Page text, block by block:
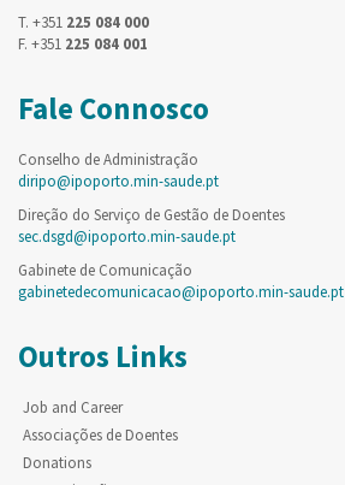
T. +351 225 084 000
F. +351 225 084 001
Fale Connosco
Conselho de Administração
diripo@ipoporto.min-saude.pt
Direção do Serviço de Gestão de Doentes
sec.dsgd@ipoporto.min-saude.pt
Gabinete de Comunicação
gabinetedecomunicacao@ipoporto.min-saude.pt
Outros Links
Job and Career
Associações de Doentes
Donations